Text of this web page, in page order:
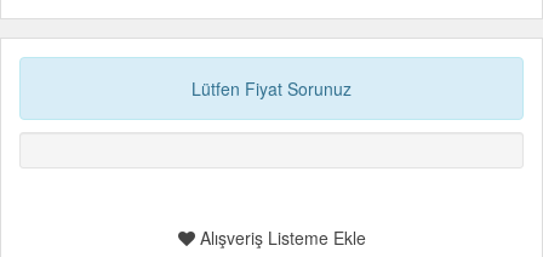
Lütfen Fiyat Sorunuz
Alışveriş Listeme Ekle